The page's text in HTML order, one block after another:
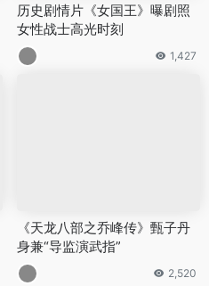
历史剧情片《女国王》曝剧照
女性战士高光时刻
1,427
《天龙八部之乔峰传》甄子丹
身兼“导监演武指”
2,520